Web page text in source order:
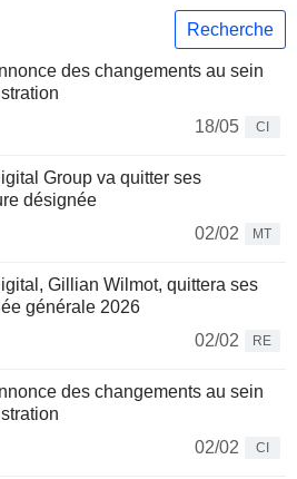
Recherche
des changements au sein
18/05
CI
Group va quitter ses
désignée
02/02
MT
Gillian Wilmot, quittera ses
générale 2026
02/02
RE
des changements au sein
02/02
CI